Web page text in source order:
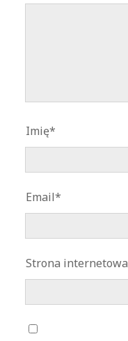
Imię*
Email*
Strona internetowa